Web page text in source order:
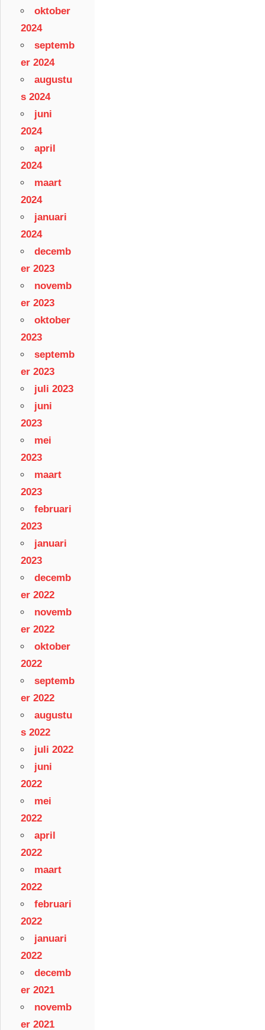
oktober
2024
septemb
er 2024
augustu
s 2024
juni
2024
april
2024
maart
2024
januari
2024
decemb
er 2023
novemb
er 2023
oktober
2023
septemb
er 2023
juli 2023
juni
2023
mei
2023
maart
2023
februari
2023
januari
2023
decemb
er 2022
novemb
er 2022
oktober
2022
septemb
er 2022
augustu
s 2022
juli 2022
juni
2022
mei
2022
april
2022
maart
2022
februari
2022
januari
2022
decemb
er 2021
novemb
er 2021